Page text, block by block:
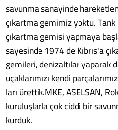
savunma sanayinde
çıkartma gemimiz yoktu.
çıkartma gemisi yapmaya
sayesinde 1974 de Kıbrıs'a
gemileri, denizaltılar yaparak
uçaklarımızı kendi
ları ürettik.MKE, ASELSAN,
kuruluşlarla çok ciddi bir
kurduk.